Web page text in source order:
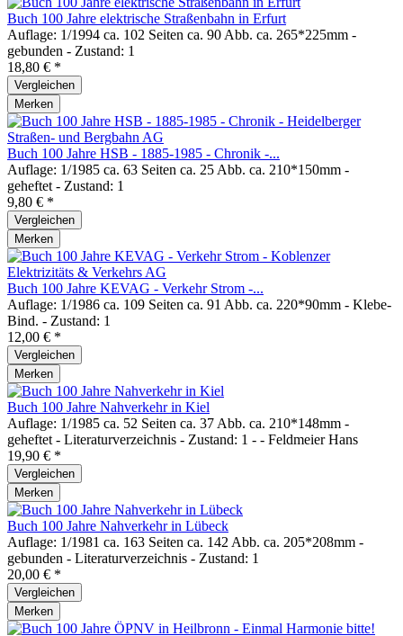
Buch 100 Jahre elektrische Straßenbahn in Erfurt
Auflage: 1/1994 ca. 102 Seiten ca. 90 Abb. ca. 265*225mm -
gebunden - Zustand: 1
18,80 € *
Vergleichen
Merken
Buch 100 Jahre HSB - 1885-1985 - Chronik -...
Auflage: 1/1985 ca. 63 Seiten ca. 25 Abb. ca. 210*150mm -
geheftet - Zustand: 1
9,80 € *
Vergleichen
Merken
Buch 100 Jahre KEVAG - Verkehr Strom -...
Auflage: 1/1986 ca. 109 Seiten ca. 91 Abb. ca. 220*90mm - Klebe-
Bind. - Zustand: 1
12,00 € *
Vergleichen
Merken
Buch 100 Jahre Nahverkehr in Kiel
Auflage: 1/1985 ca. 52 Seiten ca. 37 Abb. ca. 210*148mm -
geheftet - Literaturverzeichnis - Zustand: 1 - - Feldmeier Hans
19,90 € *
Vergleichen
Merken
Buch 100 Jahre Nahverkehr in Lübeck
Auflage: 1/1981 ca. 163 Seiten ca. 142 Abb. ca. 205*208mm -
gebunden - Literaturverzeichnis - Zustand: 1
20,00 € *
Vergleichen
Merken